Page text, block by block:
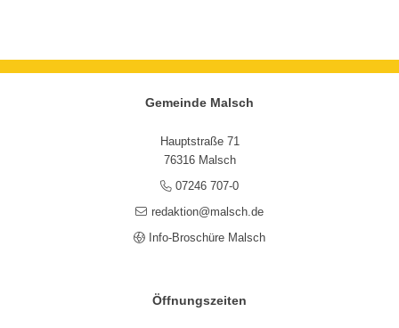
Gemeinde Malsch
Hauptstraße 71
76316 Malsch
07246 707-0
redaktion@malsch.de
Info-Broschüre Malsch
Öffnungszeiten